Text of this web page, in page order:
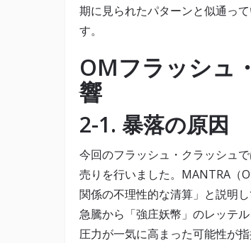
期に見られたパターンと似通っ
す。
OMフラッシュ
響
2-1. 暴落の原因
今回のフラッシュ・クラッシュ
売りを行いました。MANTRA（
関係の不理性的な清算」と説明
急騰から「強庄妖幣」のレッテ
圧力が一気に高まった可能性が指